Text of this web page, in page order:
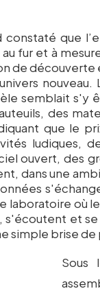
constaté que
fur et à
de
semblait s'y
des
que le
ludiques,
ouvert, des
dans une
laboratoire où
et
simple brise
Sous